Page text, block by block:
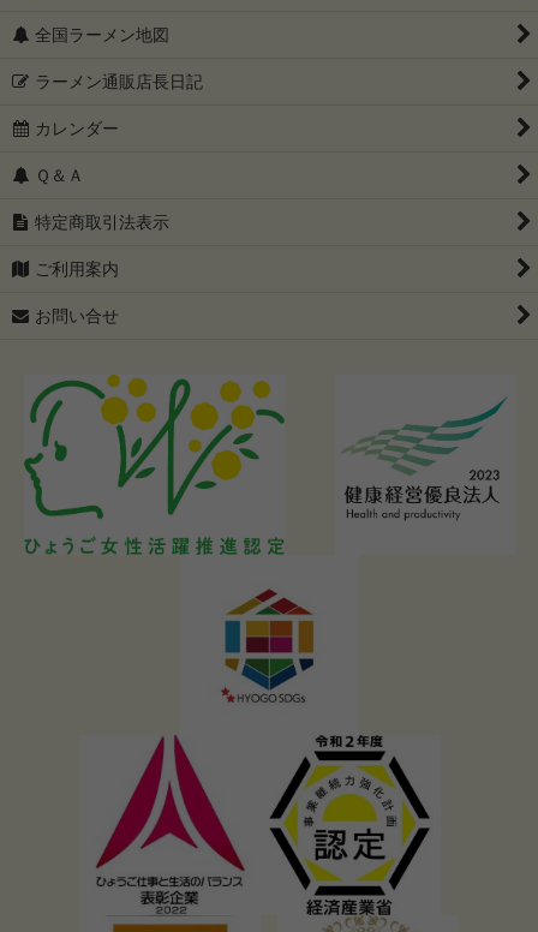
全国ラーメン地図
ラーメン通販店長日記
カレンダー
Ｑ＆Ａ
特定商取引法表示
ご利用案内
お問い合せ